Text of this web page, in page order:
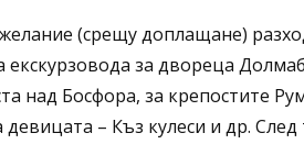
(срещу доплащане)
екскурзовода за двореца
над Босфора, за крепостите
девицата – Къз кулеси и др.